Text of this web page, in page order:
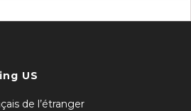
US
de l’étranger